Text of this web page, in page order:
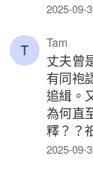
2025-09-
Tam
丈夫曾
有同袍
追緝。
為何直
釋？？
2025-09-